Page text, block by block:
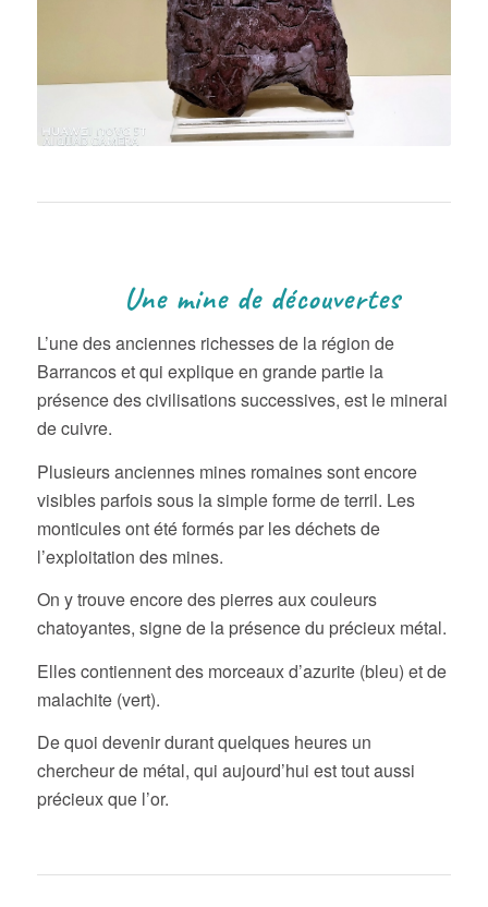
Une mine de découvertes
L’une des anciennes richesses de la région de
Barrancos et qui explique en grande partie la
présence des civilisations successives, est le minerai
de cuivre.
Plusieurs anciennes mines romaines sont encore
visibles parfois sous la simple forme de terril. Les
monticules ont été formés par les déchets de
l’exploitation des mines.
On y trouve encore des pierres aux couleurs
chatoyantes, signe de la présence du précieux métal.
Elles contiennent des morceaux d’azurite (bleu) et de
malachite (vert).
De quoi devenir durant quelques heures un
chercheur de métal, qui aujourd’hui est tout aussi
précieux que l’or.